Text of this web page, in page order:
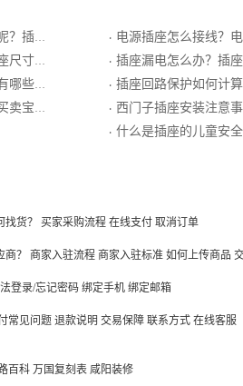
法介绍
介绍
些？
松搞定
· 电源插座怎么接线？电源插
· 插座漏电怎么办？插座漏
· 插座回路保护如何计算
· 西门子插座安装注意事项介
· 什么是插座的儿童安全保护门 儿童安
货？
买家采购流程 在线支付 取消订单
？
商家入驻流程 商家入驻标准 如何上传商品
登录/忘记密码 绑定手机 绑定邮箱
常见问题 退款说明 交易保障 联系方式 在线客服
百科 万国复刻表 咸阳装修